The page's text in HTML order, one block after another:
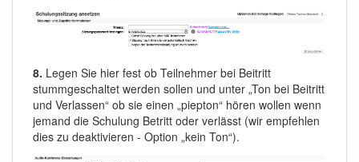
8. Legen Sie hier fest ob Teilnehmer bei Beitritt
stummgeschaltet werden sollen und unter „Ton bei Beitritt
und Verlassen“ ob sie einen „piepton“ hören wollen wenn
jemand die Schulung Betritt oder verlässt (wir empfehlen
dies zu deaktivieren - Option „kein Ton“).